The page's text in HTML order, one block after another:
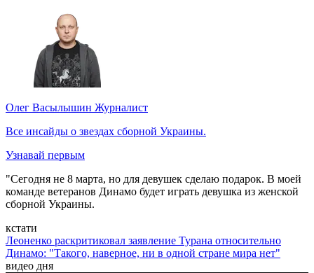
Олег Васылышин Журналист
Все инсайды о звездах сборной Украины.
Узнавай первым
"Сегодня не 8 марта, но для девушек сделаю подарок. В моей
команде ветеранов Динамо будет играть девушка из женской
сборной Украины.
кстати
Леоненко раскритиковал заявление Турана относительно
Динамо: "Такого, наверное, ни в одной стране мира нет"
видео дня